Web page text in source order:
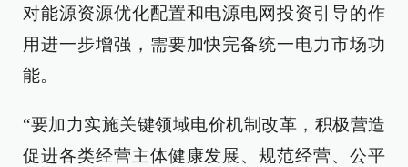
对能源资源优化配置和电源电网投资引导的作
用进一步增强，需要加快完备统一电力市场功
能。
“要加力实施关键领域电价机制改革，积极营造
促进各类经营主体健康发展、规范经营、公平